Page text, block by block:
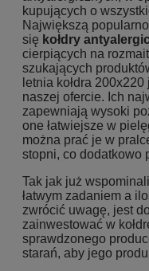
kupujących o
Największą
się kołdry
cierpiących na
szukających
letnia kołdra
naszej ofercie. Ich
zapewniają wysoki
one łatwiejsze w
można prać je w
stopni, co dodatkowo
Tak jak już
łatwym zadaniem a
zwrócić uwagę, jest
zainwestować w
sprawdzonego
starań, aby jego